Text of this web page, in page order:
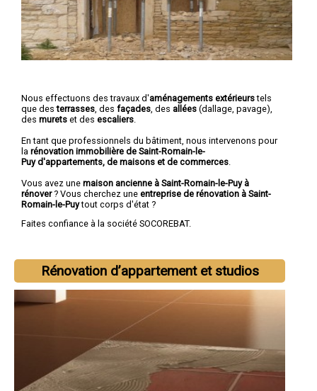
Nous effectuons des travaux d'aménagements extérieurstels
que desterrasses , des façades , des allées (dallage, pavage),
des murets et des escaliers
En tant que professionnels du bâtiment, nous intervenons pour
la rénovation immobilière de Saint-Romain-le-
Puy d'appartements, de maisons et de commerces
Vous avez une maison ancienne à Saint-Romain-le-Puy à
rénover? Vous cherchez une entreprise de rénovation à Saint-
Romain-le-Puytout corps d'état ?
Faites confiance à la société SOCOREBAT.
Rénovation d’appartement et studios